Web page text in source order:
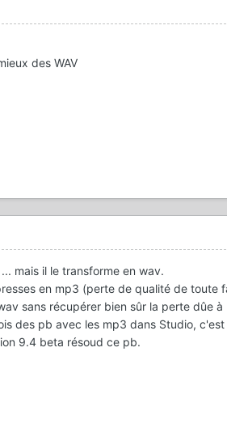
des WAV
mais il le transforme en wav.
en mp3 (perte de qualité de toute
sans récupérer bien sûr la perte dûe
des pb avec les mp3 dans Studio,
9.4 beta résoud ce pb.